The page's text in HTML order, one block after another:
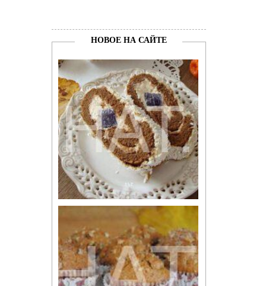
НОВОЕ НА САЙТЕ